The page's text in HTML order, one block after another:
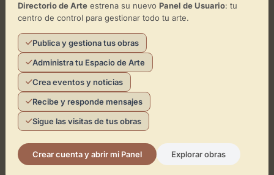
Directorio de Arteestrena su nuevo Panel de Usuario: tu
centro de control para gestionar todo tu arte.
Publica y gestiona tus obras
Administra tu Espacio de Arte
Crea eventos y noticias
Recibe y responde mensajes
Sigue las visitas de tus obras
Crear cuenta y abrir mi Panel Explorar obras